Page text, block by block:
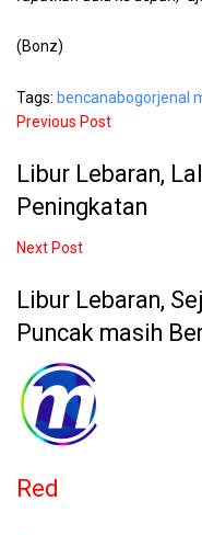
(Bonz)
Tags: bencanabogorjenal
Previous Post
Libur Lebaran,
Peningkatan
Next Post
Libur Lebaran,
Puncak masih
Red